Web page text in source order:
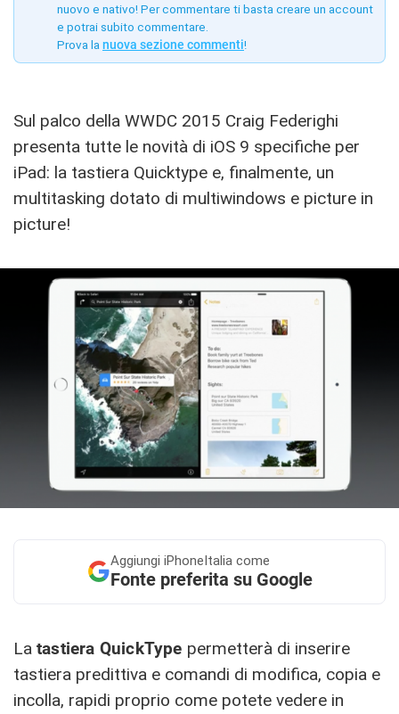
nuovo e nativo! Per commentare ti basta creare un account
e potrai subito commentare.
Prova la nuova sezione commenti!
Sul palco della WWDC 2015 Craig Federighi
presenta tutte le novità di iOS 9 specifiche per
iPad: la tastiera Quicktype e, finalmente, un
multitasking dotato di multiwindows e picture in
picture!
Aggiungi iPhoneItalia come
Fonte preferita su Google
La tastiera QuickType permetterà di inserire
tastiera predittiva e comandi di modifica, copia e
incolla, rapidi proprio come potete vedere in